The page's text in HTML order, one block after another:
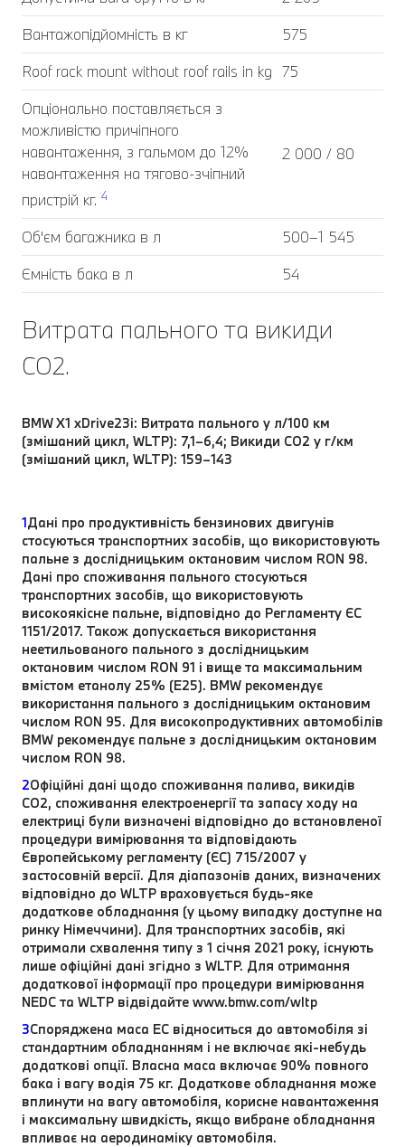
Вантажопідйомність в кг
575
Roof rack mount without roof rails in kg 75
Опціонально поставляється з
можливістю причіпного
навантаження, з гальмом до 12%
навантаження на тягово-зчіпний
пристрій кг. 4
2 000 / 80
Об'єм багажника в л
500–1 545
Ємність бака в л
54
Витрата пального та викиди
CO2.
BMW X1 xDrive23i: Витрата пального у л/100 км
(змішаний цикл, WLTP): 7,1–6,4; Викиди CO2 у г/км
(змішаний цикл, WLTP): 159–143
1Дані про продуктивність бензинових двигунів
стосуються транспортних засобів, що використовують
пальне з дослідницьким октановим числом RON 98.
Дані про споживання пального стосуються
транспортних засобів, що використовують
високоякісне пальне, відповідно до Регламенту ЄС
1151/2017. Також допускається використання
неетильованого пального з дослідницьким
октановим числом RON 91 і вище та максимальним
вмістом етанолу 25% (E25). BMW рекомендує
використання пального з дослідницьким октановим
числом RON 95. Для високопродуктивних автомобілів
BMW рекомендує пальне з дослідницьким октановим
числом RON 98.
2Офіційні дані щодо споживання палива, викидів
CO2, споживання електроенергії та запасу ходу на
електриці були визначені відповідно до встановленої
процедури вимірювання та відповідають
Європейському регламенту (ЄС) 715/2007 у
застосовній версії. Для діапазонів даних, визначених
відповідно до WLTP враховується будь-яке
додаткове обладнання (у цьому випадку доступне на
ринку Німеччини). Для транспортних засобів, які
отримали схвалення типу з 1 січня 2021 року, існують
лише офіційні дані згідно з WLTP. Для отримання
додаткової інформації про процедури вимірювання
NEDC та WLTP відвідайте www.bmw.com/wltp
3Споряджена маса EC відноситься до автомобіля зі
стандартним обладнанням і не включає які-небудь
додаткові опції. Власна маса включає 90% повного
бака і вагу водія 75 кг. Додаткове обладнання може
вплинути на вагу автомобіля, корисне навантаження
і максимальну швидкість, якщо вибране обладнання
впливає на аеродинаміку автомобіля.